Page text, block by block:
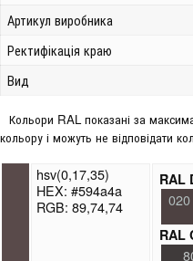
Артикул виробника
Ректифікація краю
Вид
Кольори RAL показані за
кольору і можуть не відповідати
hsv(0,17,35)
HEX: #594a4a
RGB: 89,74,74
RAL
RAL